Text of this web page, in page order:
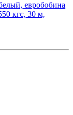
евробобина
кгс, 30 м,